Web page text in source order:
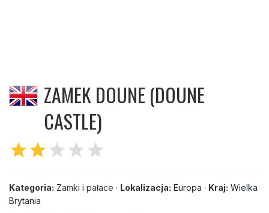
ZAMEK DOUNE (DOUNE
CASTLE)
starstar star star star
Kategoria: Zamki i pałace · Lokalizacja: Europa · Kraj: Wielka
Brytania